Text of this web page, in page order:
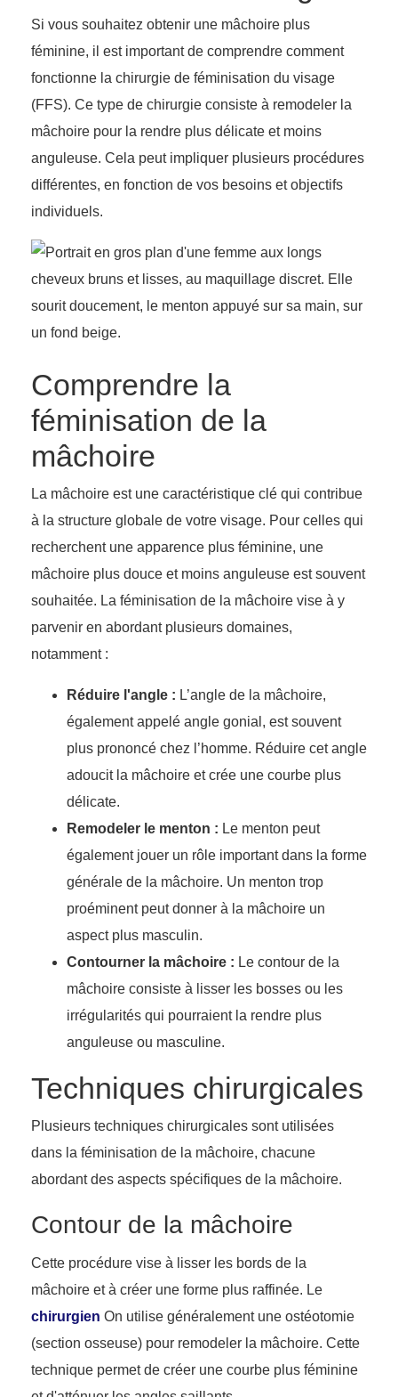
Si vous souhaitez obtenir une mâchoire plus
féminine, il est important de comprendre comment
fonctionne la chirurgie de féminisation du visage
(FFS). Ce type de chirurgie consiste à remodeler la
mâchoire pour la rendre plus délicate et moins
anguleuse. Cela peut impliquer plusieurs procédures
différentes, en fonction de vos besoins et objectifs
individuels.
Comprendre la
féminisation de la
mâchoire
La mâchoire est une caractéristique clé qui contribue
à la structure globale de votre visage. Pour celles qui
recherchent une apparence plus féminine, une
mâchoire plus douce et moins anguleuse est souvent
souhaitée. La féminisation de la mâchoire vise à y
parvenir en abordant plusieurs domaines,
notamment :
Réduire l'angle : L’angle de la mâchoire,
également appelé angle gonial, est souvent
plus prononcé chez l’homme. Réduire cet angle
adoucit la mâchoire et crée une courbe plus
délicate.
Remodeler le menton : Le menton peut
également jouer un rôle important dans la forme
générale de la mâchoire. Un menton trop
proéminent peut donner à la mâchoire un
aspect plus masculin.
Contourner la mâchoire : Le contour de la
mâchoire consiste à lisser les bosses ou les
irrégularités qui pourraient la rendre plus
anguleuse ou masculine.
Techniques chirurgicales
Plusieurs techniques chirurgicales sont utilisées
dans la féminisation de la mâchoire, chacune
abordant des aspects spécifiques de la mâchoire.
Contour de la mâchoire
Cette procédure vise à lisser les bords de la
mâchoire et à créer une forme plus raffinée. Le
chirurgien On utilise généralement une ostéotomie
(section osseuse) pour remodeler la mâchoire. Cette
technique permet de créer une courbe plus féminine